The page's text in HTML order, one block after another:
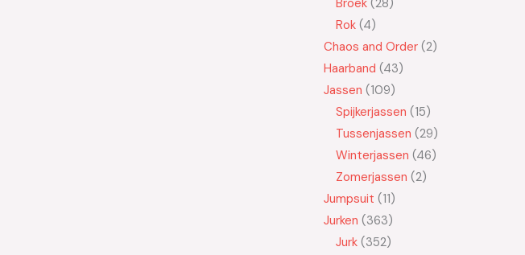
Broek 28
Rok 4
Chaos and Order 2
Haarband 43
Jassen 109
Spijkerjassen 15
Tussenjassen 29
Winterjassen 46
Zomerjassen 2
Jumpsuit 11
Jurken 363
Jurk 352